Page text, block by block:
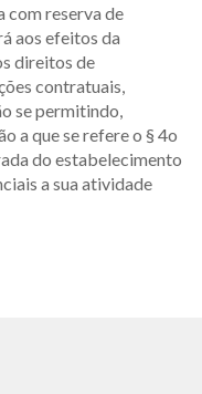
com reserva de
aos efeitos da
direitos de
contratuais,
se permitindo,
a que se refere o § 4o
do estabelecimento
a sua atividade